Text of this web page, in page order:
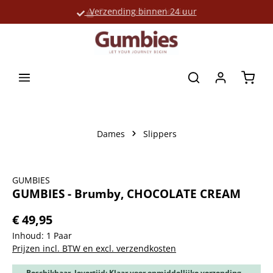
Verzending binnen 24 uur
Grote productselectie
Dames Slippers
GUMBIES
GUMBIES - Brumby, CHOCOLATE CREAM
€ 49,95
Inhoud: 1 Paar
Prijzen incl. BTW en excl. verzendkosten